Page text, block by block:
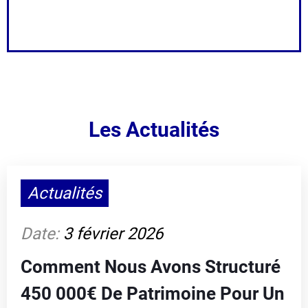
Économisez jusqu'à 17000 € sur
Réaliser votre simulation
Les Actualités
Actualités
Date: 3 février 2026
Comment Nous Avons Structuré
450 000€ De Patrimoine Pour Un